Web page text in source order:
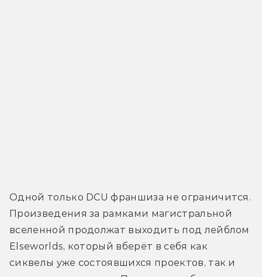
Одной только DCU франшиза не ограничится.
Произведения за рамками магистральной
вселенной продолжат выходить под лейблом
Elseworlds, который вберёт в себя как
сиквелы уже состоявшихся проектов, так и